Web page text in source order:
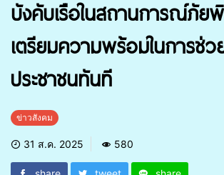
บังคับเรือในสถานการณ์ภัย
เตรียมความพร้อมในการช่ว
ประชาชนทันที
ข่าวสังคม
31 ส.ค. 2025 580